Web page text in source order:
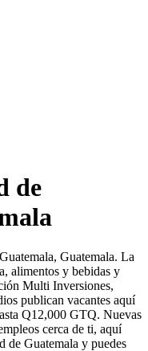
de
Guatemala. La
alimentos y bebidas y
Multi Inversiones,
publican vacantes aquí
Q12,000 GTQ. Nuevas
cerca de ti, aquí
de Guatemala y puedes